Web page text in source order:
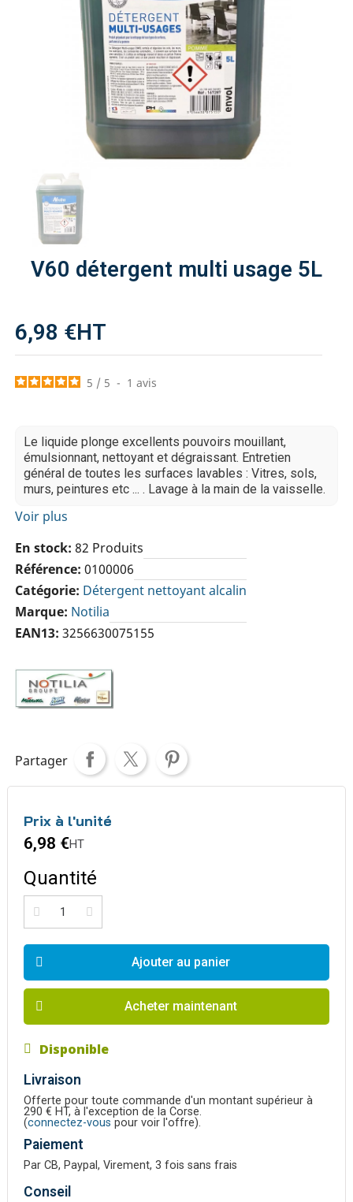
V60 détergent multi usage 5L
6,98 €HT
5 / 5 - 1 avis
Le liquide plonge excellents pouvoirs mouillant,
émulsionnant, nettoyant et dégraissant. Entretien
général de toutes les surfaces lavables : Vitres, sols,
murs, peintures etc ... . Lavage à la main de la vaisselle.
Voir plus
En stock 82 Produits
Référence 0100006
Catégorie Détergent nettoyant alcalin
Marque Notilia
EAN13 3256630075155
Partager
Prix à l'unité
6,98 €HT
Quantité
Ajouter au panier
Acheter maintenant
Disponible
Livraison
Offerte pour toute commande d'un montant supérieur à
290 € HT, à l'exception de la Corse.
(connectez-vous pour voir l'offre).
Paiement
Par CB, Paypal, Virement, 3 fois sans frais
Conseil